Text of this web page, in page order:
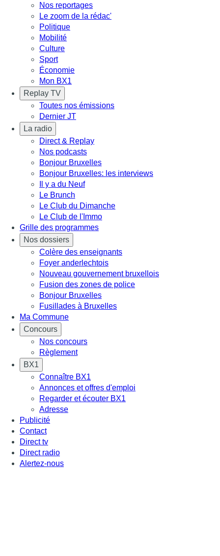
Nos reportages
Le zoom de la rédac'
Politique
Mobilité
Culture
Sport
Économie
Mon BX1
Replay TV
Toutes nos émissions
Dernier JT
La radio
Direct & Replay
Nos podcasts
Bonjour Bruxelles
Bonjour Bruxelles: les interviews
Il y a du Neuf
Le Brunch
Le Club du Dimanche
Le Club de l'Immo
Grille des programmes
Nos dossiers
Colère des enseignants
Foyer anderlechtois
Nouveau gouvernement bruxellois
Fusion des zones de police
Bonjour Bruxelles
Fusillades à Bruxelles
Ma Commune
Concours
Nos concours
Règlement
BX1
Connaître BX1
Annonces et offres d'emploi
Regarder et écouter BX1
Adresse
Publicité
Contact
Direct tv
Direct radio
Alertez-nous